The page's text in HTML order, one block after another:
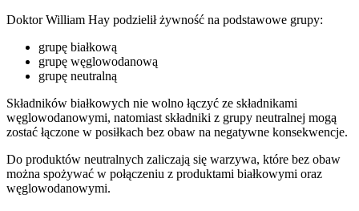
Doktor William Hay podzielił żywność na podstawowe grupy:
grupę białkową
grupę węglowodanową
grupę neutralną
Składników białkowych nie wolno łączyć ze składnikami
węglowodanowymi, natomiast składniki z grupy neutralnej mogą
zostać łączone w posiłkach bez obaw na negatywne konsekwencje.
Do produktów neutralnych zaliczają się warzywa, które bez obaw
można spożywać w połączeniu z produktami białkowymi oraz
węglowodanowymi.